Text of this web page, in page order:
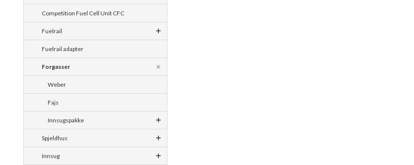
Competition Fuel Cell Unit CFC
Fuelrail
Fuelrail adapter
Forgasser
Weber
Fajs
Innsugspakke
Spjeldhus
Innsug